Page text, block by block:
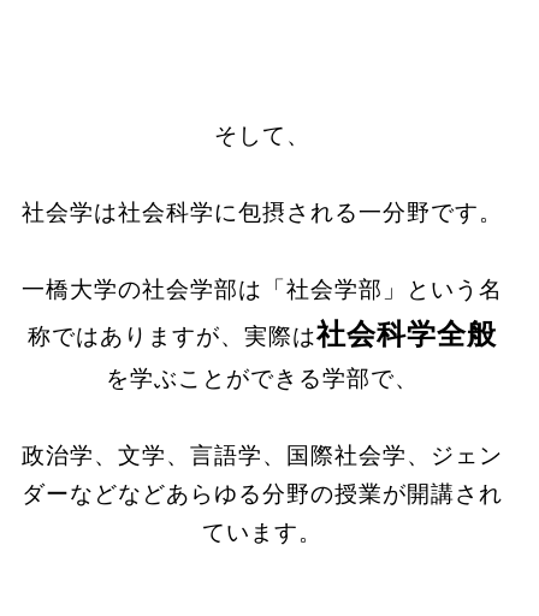
そして、
社会学は社会科学に包摂される一分野です。
一橋大学の社会学部は「社会学部」という名
称ではありますが、実際は社会科学全般
を学ぶことができる学部で、
政治学、文学、言語学、国際社会学、ジェン
ダーなどなどあらゆる分野の授業が開講され
ています。